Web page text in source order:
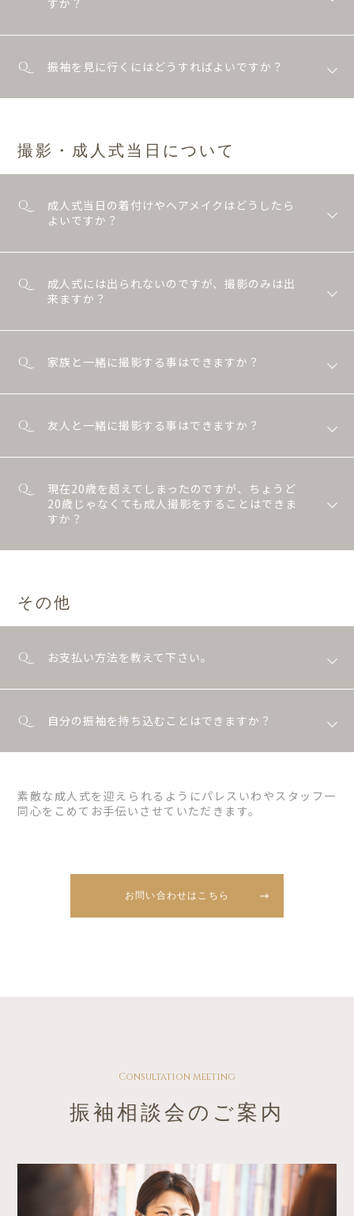
振袖を見に行くにはどうすればよいですか？
撮影・成人式当日について
成人式当日の着付けやヘアメイクはどうしたら
よいですか？
成人式には出られないのですが、撮影のみは出
来ますか？
家族と一緒に撮影する事はできますか？
友人と一緒に撮影する事はできますか？
現在20歳を超えてしまったのですが、ちょうど
20歳じゃなくても成人撮影をすることはできま
すか？
その他
お支払い方法を教えて下さい。
自分の振袖を持ち込むことはできますか？
素敵な成人式を迎えられるようにパレスいわやスタッフ一
同心をこめてお手伝いさせていただきます。
お問い合わせはこちら
Consultation meeting
振袖相談会のご案内